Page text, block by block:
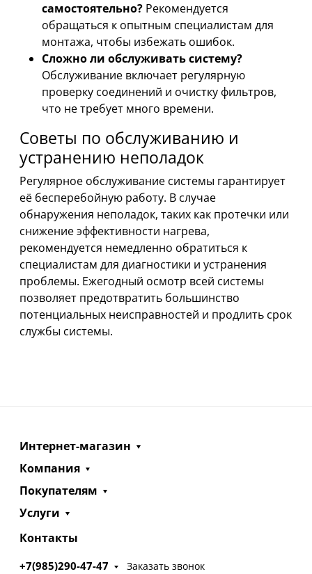
самостоятельно? Рекомендуется
обращаться к опытным специалистам для
монтажа, чтобы избежать ошибок.
Сложно ли обслуживать систему?
Обслуживание включает регулярную
проверку соединений и очистку фильтров,
что не требует много времени.
Советы по обслуживанию и
устранению неполадок
Регулярное обслуживание системы гарантирует
её бесперебойную работу. В случае
обнаружения неполадок, таких как протечки или
снижение эффективности нагрева,
рекомендуется немедленно обратиться к
специалистам для диагностики и устранения
проблемы. Ежегодный осмотр всей системы
позволяет предотвратить большинство
потенциальных неисправностей и продлить срок
службы системы.
Интернет-магазин
Компания
Покупателям
Услуги
Контакты
+7(985)290-47-47 Заказать звонок